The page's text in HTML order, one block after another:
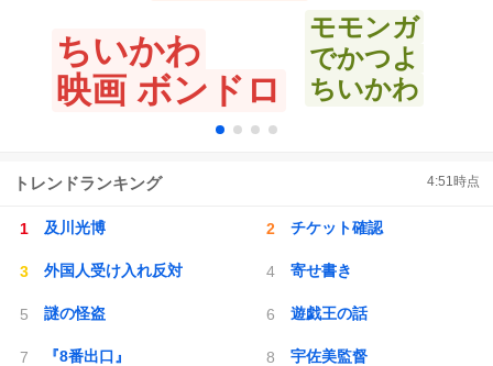
ちいかわ
映画 ボンドロ
モモンガ
でかつよ
ちいかわ
トレンドランキング 4:51時点
及川光博 チケット確認
外国人受け入れ反対 寄せ書き
謎の怪盗 遊戯王の話
『8番出口』 宇佐美監督